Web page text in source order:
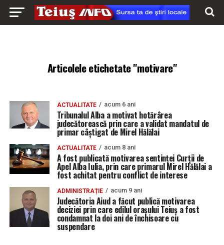
Articolele etichetate "motivare"
ACTUALITATE acum 6 ani
Tribunalul Alba a motivat hotărârea
judecătorească prin care a validat mandatul de
primar câştigat de Mirel Hălălai
ACTUALITATE acum 8 ani
A fost publicată motivarea sentinței Curții de
Apel Alba Iulia, prin care primarul Mirel Hălălai a
fost achitat pentru conflict de interese
ADMINISTRAȚIE acum 9 ani
Judecătoria Aiud a făcut publică motivarea
deciziei prin care edilul orașului Teiuș a fost
condamnat la doi ani de închisoare cu
suspendare